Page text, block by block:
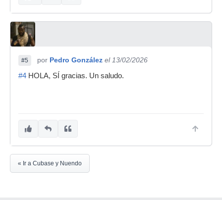
#5 por Pedro González el 13/02/2026
#4 HOLA, SÍ gracias. Un saludo.
« Ir a Cubase y Nuendo